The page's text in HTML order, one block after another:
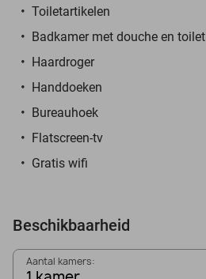
Toiletartikelen
Badkamer met douche en toilet
Haardroger
Handdoeken
Bureauhoek
Flatscreen-tv
Gratis wifi
Beschikbaarheid
Aantal kamers: